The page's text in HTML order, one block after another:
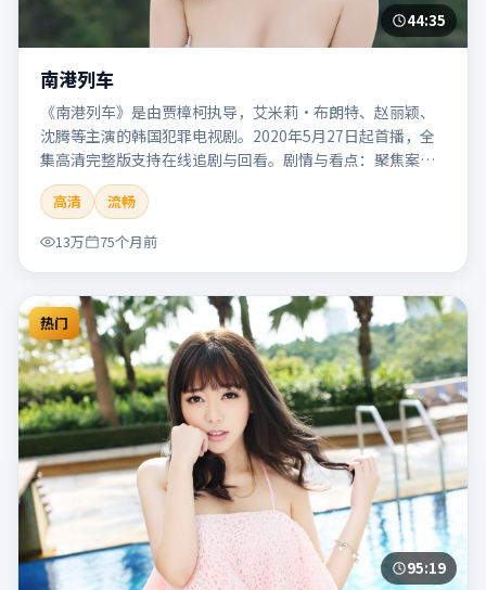
44:35
南港列车
《南港列车》是由贾樟柯执导，艾米莉·布朗特、赵丽颖、
沈腾等主演的韩国犯罪电视剧。2020年5月27日起首播，全
集高清完整版支持在线追剧与回看。剧情与看点：聚焦案件
与人性灰色地带，张力十足，兼具社会观察与戏剧冲突。本
片适合检索「南港列车」「贾樟柯」「犯罪」「韩国」
「2020」「2020-05-27上映」等关键词的影迷阅读简介与主
创信息。
高清
流畅
13万
75个月前
热门
95:19